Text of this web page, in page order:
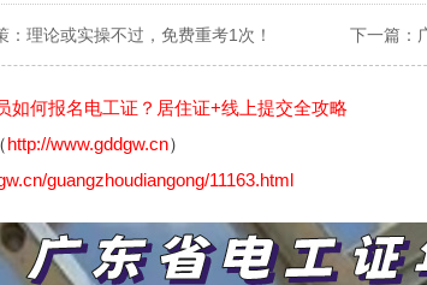
：理论或实操不过，免费重考1次！ 下一篇：
如何报名电工证？居住证+线上提交全攻略
http://www.gddgw.cn）
guangzhoudiangong/11163.html